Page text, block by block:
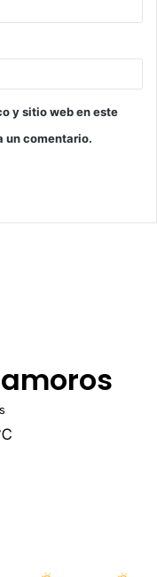
y sitio web en este
un comentario.